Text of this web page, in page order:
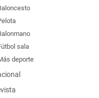
sala
deporte